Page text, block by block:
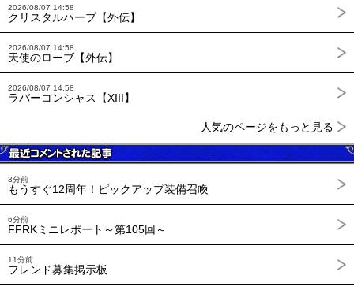
2026/08/07 14:58
クリスタルハープ【外伝】
2026/08/07 14:58
天使のローブ【外伝】
2026/08/07 14:58
ラバーコンシャス【XIII】
人気のページをもっと見る
3分前
もうすぐ12周年！ピックアップ装備召喚
6分前
FFRKミニレポート～第105回～
11分前
フレンド募集掲示板